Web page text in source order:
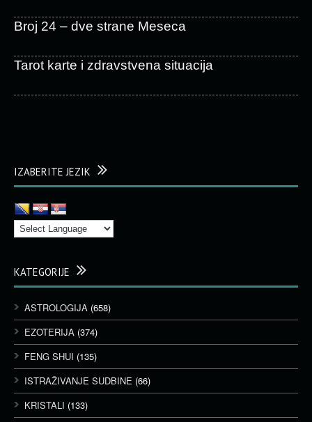
Broj 24 – dve strane Meseca
Tarot karte i zdravstvena situacija
IZABERITE JEZIK
KATEGORIJE
ASTROLOGIJA (658)
EZOTERIJA (374)
FENG SHUI (135)
ISTRAŽIVANJE SUDBINE (66)
KRISTALI (133)